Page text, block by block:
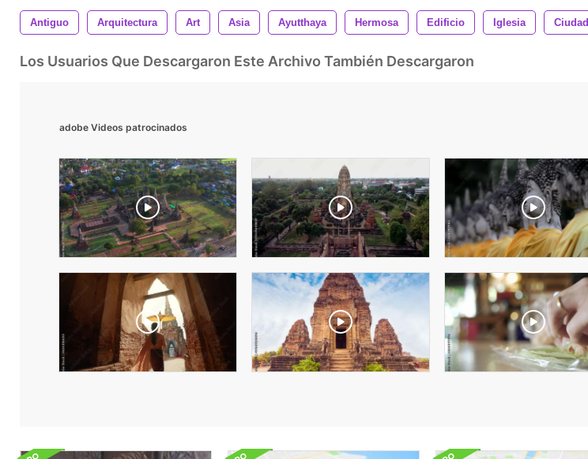
Antiguo Arquitectura Art Asia Ayutthaya Hermosa Edificio Iglesia Ciudad
Los Usuarios Que Descargaron Este Archivo También Descargaron
adobe Videos patrocinados